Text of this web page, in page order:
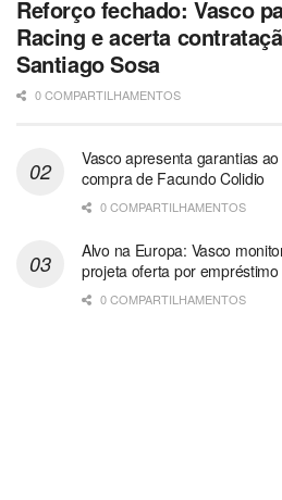
Reforço fechado: Vasco
Racing e acerta
Santiago Sosa
0 COMPARTILHAMENTOS
Vasco apresenta garantias
compra de Facundo Colidio
0 COMPARTILHAMENTOS
Alvo na Europa: Vasco
projeta oferta por empréstimo
0 COMPARTILHAMENTOS